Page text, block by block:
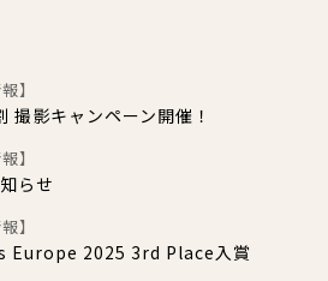
】
撮影キャンペーン開催！
】
らせ
】
Europe 2025 3rd Place入賞